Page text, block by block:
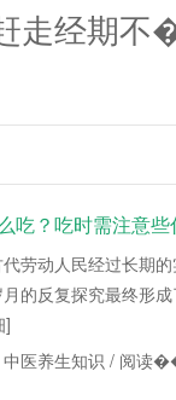
走经期
吃？吃时需注意些
劳动人民经过长期
的反复探究最终形
]
中医养生知识 / 阅读